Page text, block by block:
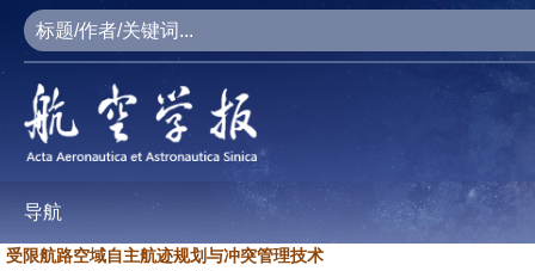
导航
受限航路空域自主航迹规划与冲突管理技术